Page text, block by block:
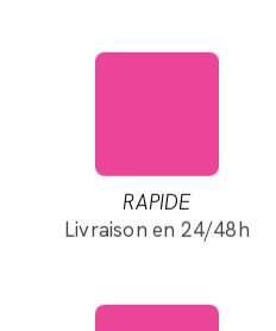
RAPIDE
Livraison en 24/48h